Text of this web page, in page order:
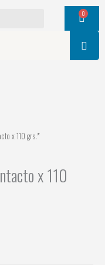
0
Cart
x 110 grs.*
x 110